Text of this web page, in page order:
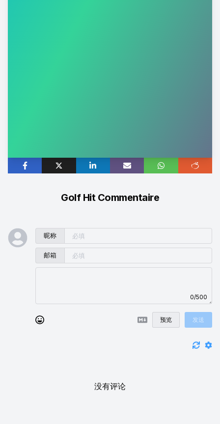
Golf Hit Commentaire
昵称
邮箱
0/500
预览 发送
没有评论